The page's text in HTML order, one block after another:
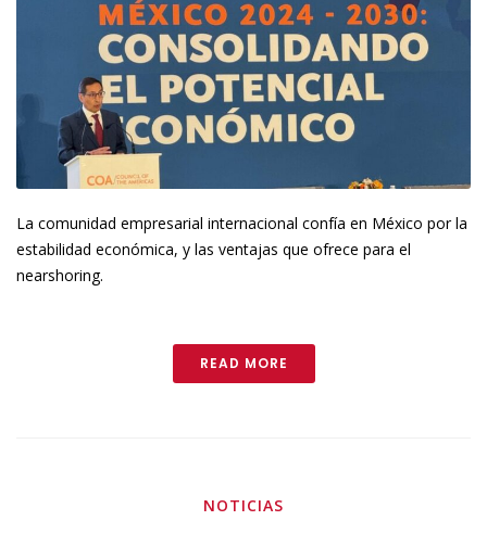
La comunidad empresarial internacional confía en México por la
estabilidad económica, y las ventajas que ofrece para el
nearshoring.
READ MORE
NOTICIAS